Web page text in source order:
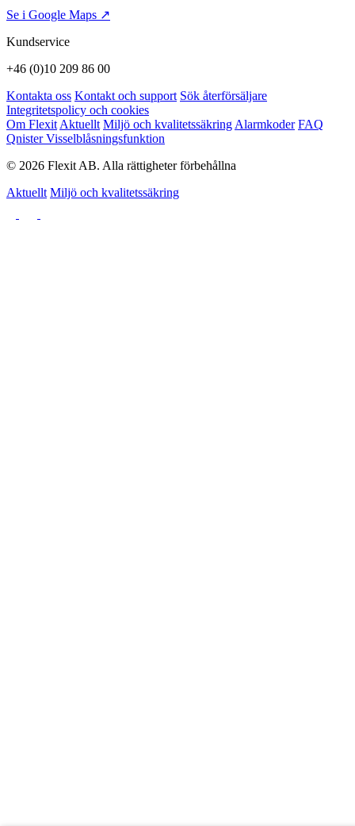
Se i Google Maps ↗
Kundservice
+46 (0)10 209 86 00
Kontakta oss Kontakt och support Sök återförsäljare
Integritetspolicy och cookies
Om Flexit Aktuellt Miljö och kvalitetssäkring Alarmkoder FAQ
Qnister Visselblåsningsfunktion
© 2026 Flexit AB. Alla rättigheter förbehållna
Aktuellt Miljö och kvalitetssäkring